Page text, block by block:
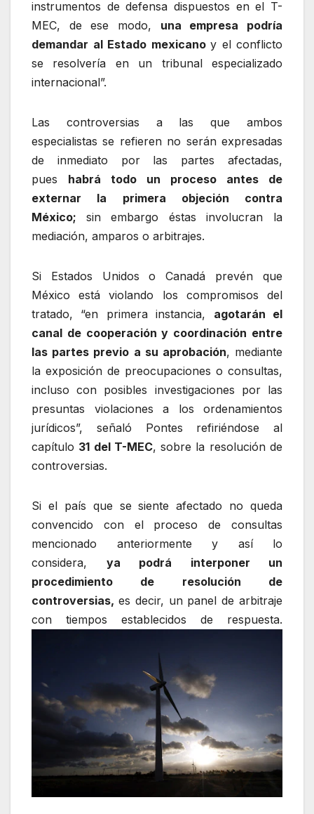
instrumentos de defensa dispuestos en el T-
MEC, de ese modo, una empresa podría
demandar al Estado mexicano y el conflicto
se resolvería en un tribunal especializado
internacional”.
Las controversias a las que ambos
especialistas se refieren no serán expresadas
de inmediato por las partes afectadas,
pues habrá todo un proceso antes de
externar la primera objeción contra
México; sin embargo éstas involucran la
mediación, amparos o arbitrajes.
Si Estados Unidos o Canadá prevén que
México está violando los compromisos del
tratado, “en primera instancia, agotarán el
canal de cooperación y coordinación entre
las partes previo a su aprobación, mediante
la exposición de preocupaciones o consultas,
incluso con posibles investigaciones por las
presuntas violaciones a los ordenamientos
jurídicos”, señaló Pontes refiriéndose al
capítulo 31 del T-MEC, sobre la resolución de
controversias.
Si el país que se siente afectado no queda
convencido con el proceso de consultas
mencionado anteriormente y así lo
considera, ya podrá interponer un
procedimiento de resolución de
controversias, es decir, un panel de arbitraje
con tiempos establecidos de respuesta.